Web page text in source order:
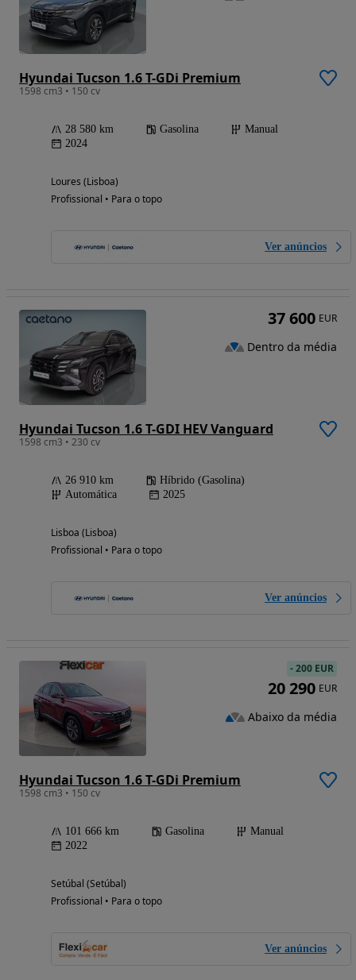
Hyundai Tucson 1.6 T-GDi Premium
1598 cm3 • 150 cv
28 580 km Gasolina
Manual
2024
Loures (Lisboa)
Profissional • Para o topo
Ver anúncios
Hyundai Tucson 1.6 T-GDI HEV Vanguard
1598 cm3 • 230 cv
26 910 km
Híbrido (Gasolina)
Automática
2025
Lisboa (Lisboa)
Profissional • Para o topo
Ver anúncios
37 600 EUR
Dentro da média
Hyundai Tucson 1.6 T-GDi Premium
1598 cm3 • 150 cv
101 666 km Gasolina
Manual
2022
Setúbal (Setúbal)
Profissional • Para o topo
Ver anúncios
-200 EUR
20 290 EUR
Abaixo da média